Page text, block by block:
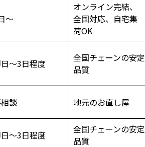
～
オンライン完結、
全国対応、自宅集
荷OK
〜3日程度
全国チェーンの安定
品質
談 地元のお直し屋
〜3日程度
全国チェーンの安定
品質